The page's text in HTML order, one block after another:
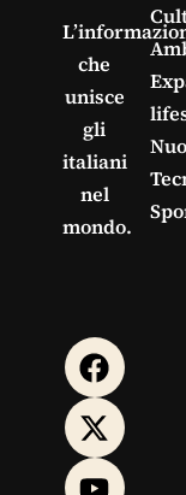
che
unisce
gli
italiani
nel
mondo.